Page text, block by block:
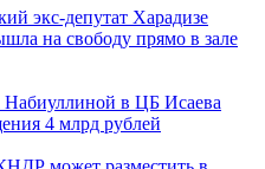
экс-депутат Харадизе
на свободу прямо в зале
Набиуллиной в ЦБ Исаева
4 млрд рублей